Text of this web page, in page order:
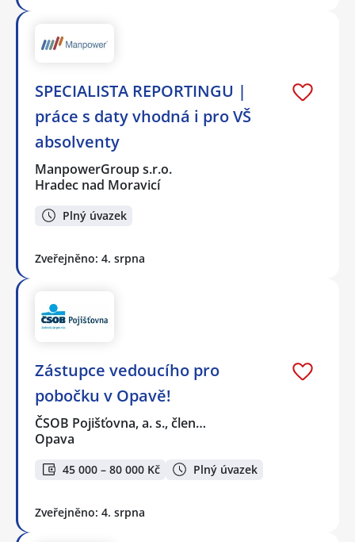
SPECIALISTA REPORTINGU |
práce s daty vhodná i pro VŠ
absolventy
ManpowerGroup s.r.o.
Hradec nad Moravicí
Plný úvazek
Zveřejněno: 4. srpna
Zástupce vedoucího pro
pobočku v Opavě!
ČSOB Pojišťovna, a. s., člen…
Opava
45 000 – 80 000 Kč Plný úvazek
Zveřejněno: 4. srpna